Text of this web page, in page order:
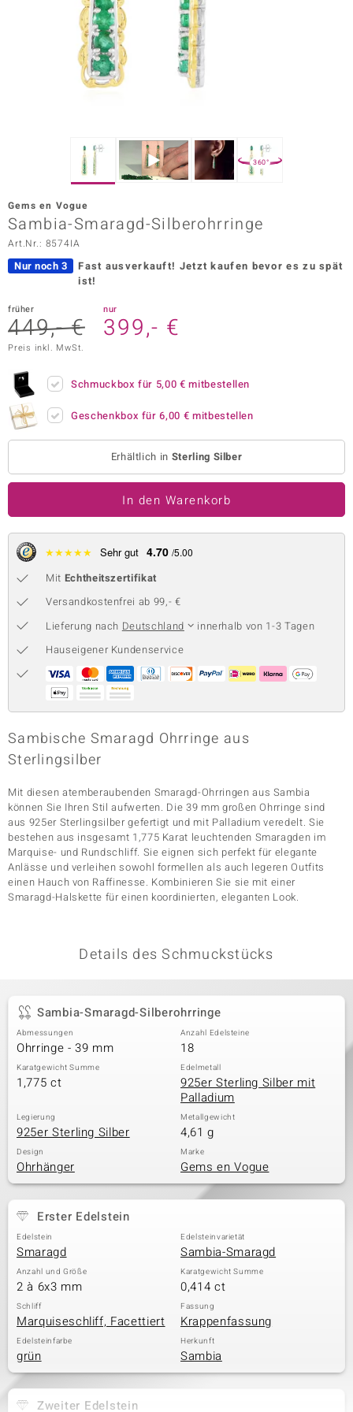
Vogue
Collection
Collection
Classics
360°
Gems en Vogue
Sambia-Smaragd-Silberohrringe
Art.Nr.: 8574IA
Nur noch 3 Fast ausverkauft! Jetzt kaufen bevor es zu spät
ist!
früher
449,- €
nur
399,- €
Preis inkl. MwSt.
Schmuckbox für 5,00 € mitbestellen
Geschenkbox für6,00 € mitbestellen
Erhältlich in Sterling Silber
In den Warenkorb
★★★★★ Sehr gut 4.70 /5.00
Mit Echtheitszertifikat
Versandkostenfrei ab 99,- €
Lieferung nach Deutschland
innerhalb von 1-3 Tagen
Hauseigener Kundenservice
Sambische Smaragd Ohrringe aus
Sterlingsilber
Mit diesen atemberaubenden Smaragd-Ohrringen aus Sambia
können Sie Ihren Stil aufwerten. Die 39 mm großen Ohrringe sind
aus 925er Sterlingsilber gefertigt und mit Palladium veredelt. Sie
bestehen aus insgesamt 1,775 Karat leuchtenden Smaragden im
Marquise- und Rundschliff. Sie eignen sich perfekt für elegante
Anlässe und verleihen sowohl formellen als auch legeren Outfits
einen Hauch von Raffinesse. Kombinieren Sie sie mit einer
Smaragd-Halskette für einen koordinierten, eleganten Look.
Details des Schmuckstücks
Sambia-Smaragd-Silberohrringe
Abmessungen
Ohrringe - 39 mm
Anzahl Edelsteine
18
Karatgewicht Summe
1,775 ct
Edelmetall
925er Sterling Silber mit
Palladium
Legierung
925er Sterling Silber
Metallgewicht
4,61 g
Design
Ohrhänger
Marke
Gems en Vogue
Erster Edelstein
Edelstein
Smaragd
Edelsteinvarietät
Sambia-Smaragd
Anzahl und Größe
2 à 6x3 mm
Karatgewicht Summe
0,414 ct
Schliff
Marquiseschliff, Facettiert
Fassung
Krappenfassung
Edelsteinfarbe
grün
Herkunft
Sambia
Zweiter Edelstein